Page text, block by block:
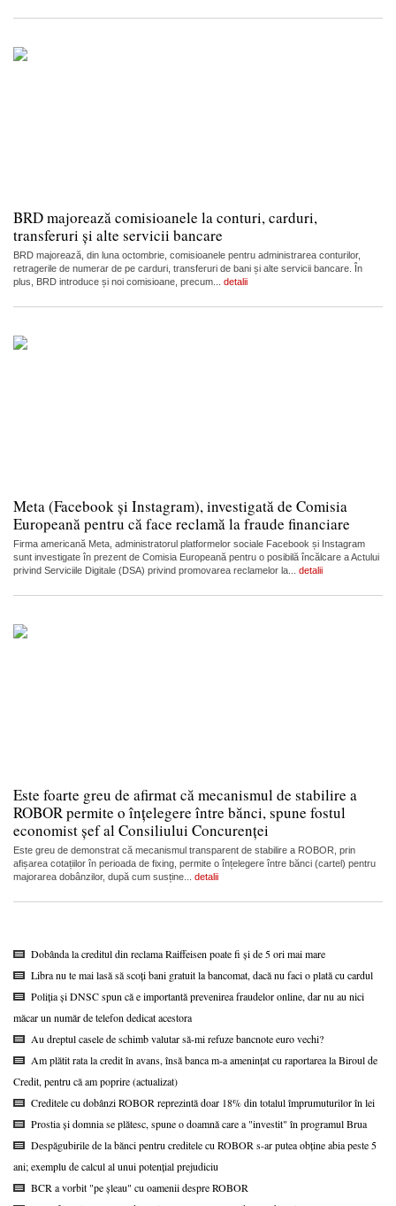
BRD majorează comisioanele la conturi, carduri,
transferuri și alte servicii bancare
BRD majorează, din luna octombrie, comisioanele pentru administrarea conturilor,
retragerile de numerar de pe carduri, transferuri de bani și alte servicii bancare. În
plus, BRD introduce și noi comisioane, precum... detalii
Meta (Facebook și Instagram), investigată de Comisia
Europeană pentru că face reclamă la fraude financiare
Firma americană Meta, administratorul platformelor sociale Facebook și Instagram
sunt investigate în prezent de Comisia Europeană pentru o posibilă încălcare a Actului
privind Serviciile Digitale (DSA) privind promovarea reclamelor la... detalii
Este foarte greu de afirmat că mecanismul de stabilire a
ROBOR permite o înțelegere între bănci, spune fostul
economist șef al Consiliului Concurenței
Este greu de demonstrat că mecanismul transparent de stabilire a ROBOR, prin
afișarea cotațiilor în perioada de fixing, permite o înțelegere între bănci (cartel) pentru
majorarea dobânzilor, după cum susține... detalii
Dobânda la creditul din reclama Raiffeisen poate fi și de 5 ori mai mare
Libra nu te mai lasă să scoți bani gratuit la bancomat, dacă nu faci o plată cu cardul
Poliția și DNSC spun că e importantă prevenirea fraudelor online, dar nu au nici
măcar un număr de telefon dedicat acestora
Au dreptul casele de schimb valutar să-mi refuze bancnote euro vechi?
Am plătit rata la credit în avans, însă banca m-a amenințat cu raportarea la Biroul de
Credit, pentru că am poprire (actualizat)
Creditele cu dobânzi ROBOR reprezintă doar 18% din totalul împrumuturilor în lei
Prostia și domnia se plătesc, spune o doamnă care a "investit" în programul Brua
Despăgubirile de la bănci pentru creditele cu ROBOR s-ar putea obține abia peste 5
ani; exemplu de calcul al unui potențial prejudiciu
BCR a vorbit "pe șleau" cu oamenii despre ROBOR